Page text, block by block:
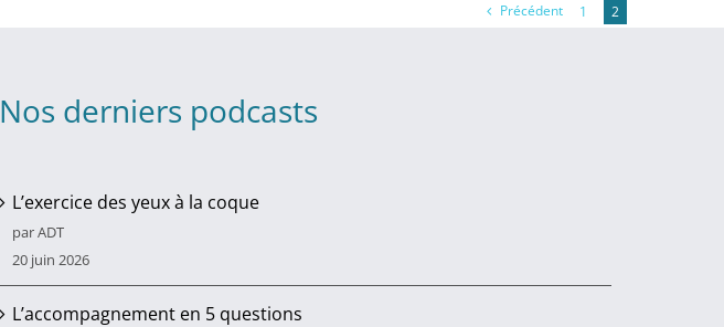
Précédent 1 2
Nos derniers podcasts
L’exercice des yeux à la coque
par ADT
20 juin 2026
L’accompagnement en 5 questions